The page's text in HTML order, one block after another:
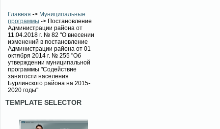
Главная -> Муниципальные
программы -> Постановление
Администрации района от
11.04.2018 г. № 82 "О внесении
изменений в постановление
Администрации района от 01
октября 2014 г. № 255 "Об
утверждении муниципальной
программы "Содействие
занятости населения
Бурлинского района на 2015-
2020 годы"
TEMPLATE SELECTOR